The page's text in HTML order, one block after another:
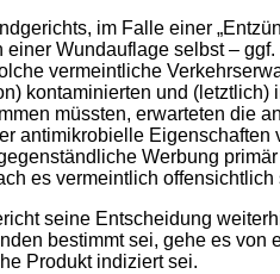
im Falle einer
einer Wundauflage selbst –
vermeintliche
kontaminierten und
müssten, erwarteten die
antimikrobielle
Werbung
es vermeintlich
seine Entscheidung
bestimmt sei, gehe es
Produkt indiziert sei.